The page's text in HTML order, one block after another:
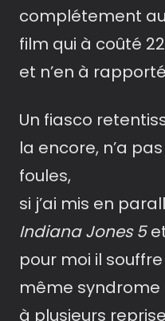
complétement
film qui à coûté
et n’en à
Un fiasco
la encore, n’a
foules,
si j’ai mis en
Indiana Jones 5
pour moi il
même syndrome
à plusieurs